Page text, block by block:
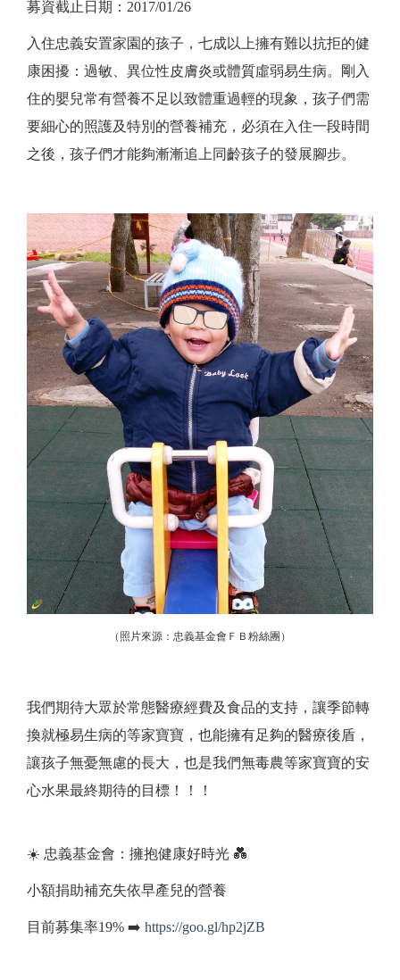
募資截止日期：2017/01/26
入住忠義安置家園的孩子，七成以上擁有難以抗拒的健
康困擾：過敏、異位性皮膚炎或體質虛弱易生病。剛入
住的嬰兒常有營養不足以致體重過輕的現象，孩子們需
要細心的照護及特別的營養補充，必須在入住一段時間
之後，孩子們才能夠漸漸追上同齡孩子的發展腳步。
（照片來源：忠義基金會ＦＢ粉絲團）
我們期待大眾於常態醫療經費及食品的支持，讓季節轉
換就極易生病的等家寶寶，也能擁有足夠的醫療後盾，
讓孩子無憂無慮的長大，也是我們無毒農等家寶寶的安
心水果最終期待的目標！！！
☀️ 忠義基金會：擁抱健康好時光 💑
小額捐助補充失依早產兒的營養
目前募集率19% ➡️ https://goo.gl/hp2jZB